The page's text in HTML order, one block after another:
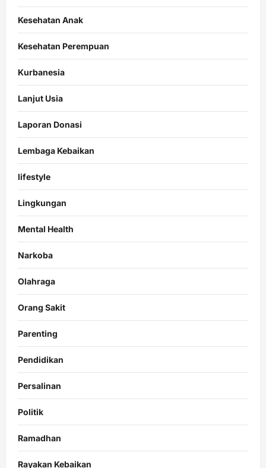
Kesehatan Anak
Kesehatan Perempuan
Kurbanesia
Lanjut Usia
Laporan Donasi
Lembaga Kebaikan
lifestyle
Lingkungan
Mental Health
Narkoba
Olahraga
Orang Sakit
Parenting
Pendidikan
Persalinan
Politik
Ramadhan
Rayakan Kebaikan